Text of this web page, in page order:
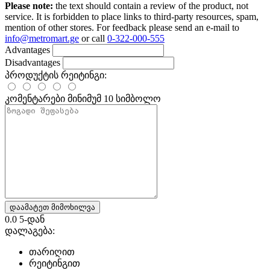
Please note: the text should contain a review of the product, not
service. It is forbidden to place links to third-party resources, spam,
mention of other stores. For feedback please send an e-mail to
info@metromart.ge or call 0-322-000-555
Advantages
Disadvantages
პროდუქტის რეიტინგი:
კომენტარები მინიმუმ 10 სიმბოლო
დაამატეთ მიმოხილვა
0.0 5-დან
დალაგება:
თარიღით
რეიტინგით